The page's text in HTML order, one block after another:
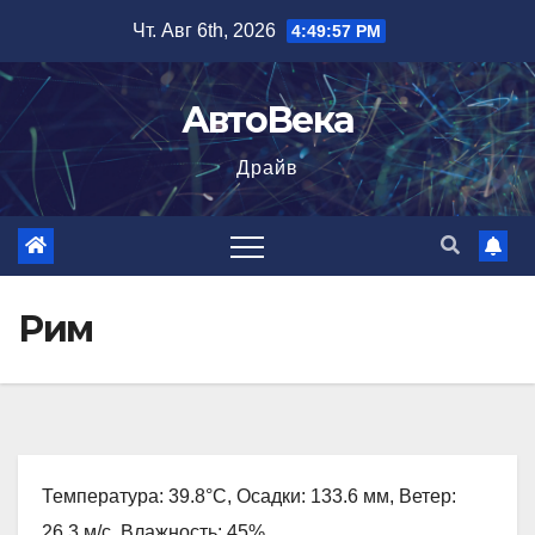
содержимому
Чт. Авг 6th, 2026 4:49:58 PM
АвтоВека
Драйв
Рим
Температура: 39.8°C, Осадки: 133.6 мм, Ветер: